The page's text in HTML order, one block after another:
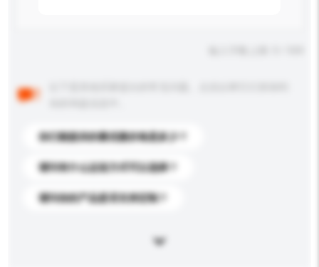
你们能提供的最优惠价格是多少？
请问有什么运送方式可以选择？
请问你的产品是否支持定制？